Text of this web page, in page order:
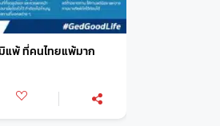
แพ้ ที่คนไทยแพ้มาก